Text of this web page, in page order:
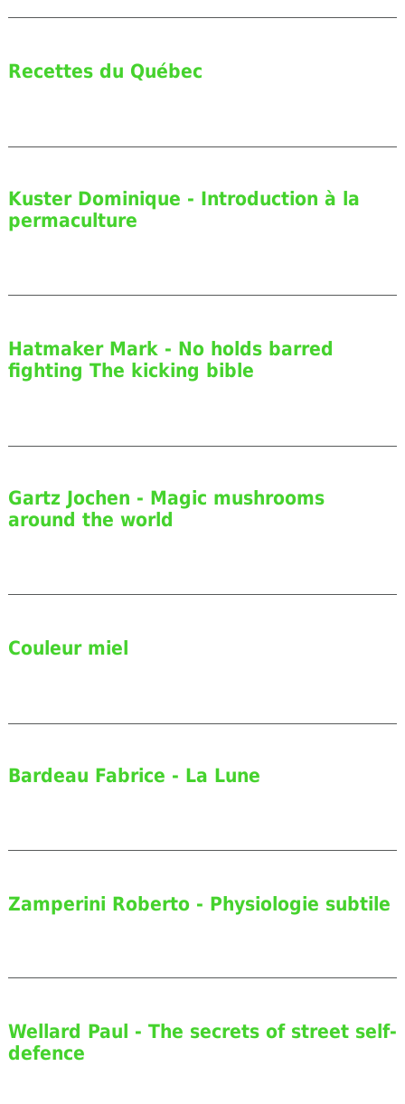
Recettes du Québec
Kuster Dominique - Introduction à la
permaculture
Hatmaker Mark - No holds barred
fighting The kicking bible
Gartz Jochen - Magic mushrooms
around the world
Couleur miel
Bardeau Fabrice - La Lune
Zamperini Roberto - Physiologie subtile
Wellard Paul - The secrets of street self-
defence